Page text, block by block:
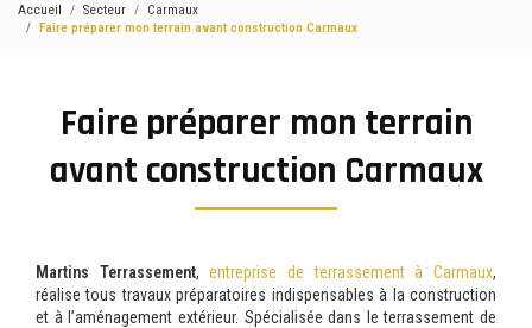
Accueil Secteur
Carmaux
Faire préparer mon terrain avant construction Carmaux
Faire préparer mon terrain
avant construction Carmaux
Martins Terrassement,entreprise de terrassement à Carmaux,
réalise tous travaux préparatoires indispensables à la construction
et à l’aménagement extérieur. Spécialisée dans le terrassement de